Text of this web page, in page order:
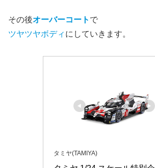
その後オーバーコート で
ツヤツヤボディ にしていきます。
タミヤ(TAMIYA)